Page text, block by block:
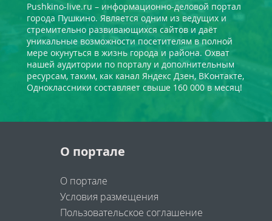
Pushkino-live.ru – информационно-деловой портал
города Пушкино. Является одним из ведущих и
стремительно развивающихся сайтов и даёт
уникальные возможности посетителям в полной
мере окунуться в жизнь города и района. Охват
нашей аудитории по порталу и дополнительным
ресурсам, таким, как канал Яндекс Дзен, ВКонтакте,
Одноклассники составляет свыше 160 000 в месяц!
О портале
О портале
Условия размещения
Пользовательское соглашение